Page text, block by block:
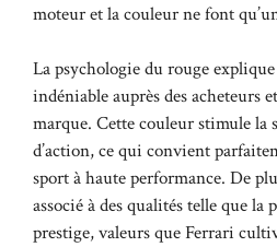
moteur et la couleur ne font
La psychologie du rouge
indéniable auprès des acheteurs
marque. Cette couleur stimule la
d’action, ce qui convient
sport à haute performance. De
associé à des qualités telle que la
prestige, valeurs que Ferrari